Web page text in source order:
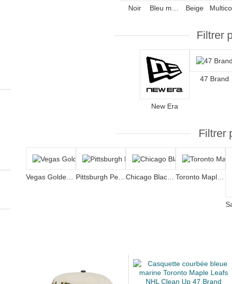
Noir Beige
Filtrer
New Era
47 Brand
Filtrer
Vegas Golden Knights Pittsburgh Penguins Chicago Blackhawks Toronto Maple Leafs